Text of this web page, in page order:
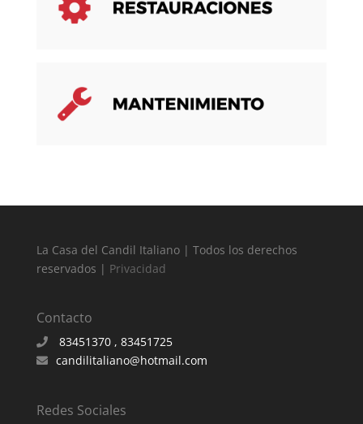
La Casa del Candil Italiano | Todos los derechos
reservados | Privacidad
Contacto
83451370 , 83451725
candilitaliano@hotmail.com
Redes Sociales